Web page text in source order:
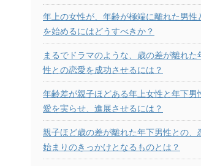
年上の女性が、年齢が極端に離れた男性
を始めるにはどうすべきか？
まるでドラマのような、歳の差が離れた
性との恋愛を成功させるには？
年齢差が親子ほどある年上女性と年下男
愛を実らせ、進展させるには？
親子ほど歳の差が離れた年下男性との、
始まりのきっかけとなるものとは？